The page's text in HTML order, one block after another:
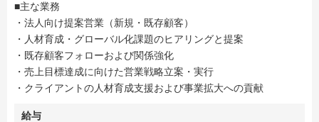
■主な業務
・法人向け提案営業（新規・既存顧客）
・人材育成・グローバル化課題のヒアリングと提案
・既存顧客フォローおよび関係強化
・売上目標達成に向けた営業戦略立案・実行
・クライアントの人材育成支援および事業拡大への貢献
給与